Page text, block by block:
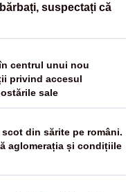
suspectați că
centrul unui nou
privind accesul
sale
din sărite pe români.
aglomerația și condițiile